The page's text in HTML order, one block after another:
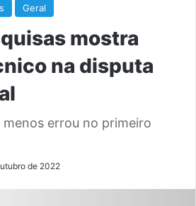
Geral
mostra
na disputa
errou no primeiro
de 2022